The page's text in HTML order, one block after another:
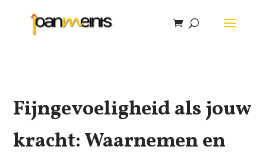
Fijngevoeligheid als jouw
kracht: Waarnemen en